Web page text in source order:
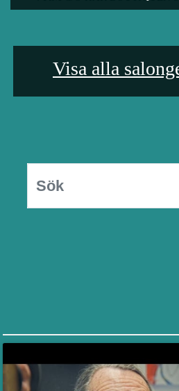
Visa alla